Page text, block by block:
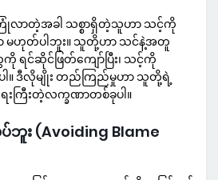
လာတဲ့အခါ သစ္စာရှိတဲ့သူဟာ သင့်ကို
ာ မဟုတ်ပါဘူး။ သူတို့ဟာ သင်နဲ့အတူ
ရင်ဆိုင်ဖြတ်ကျော်ပြီး၊ သင့်ကို
ပါ။ ဒီလိုမျိုး တည်ကြည်မှုဟာ သူတို့ရဲ့
ကြီးတဲ့လက္ခဏာတစ်ခုပါ။
ဘူး (Avoiding Blame